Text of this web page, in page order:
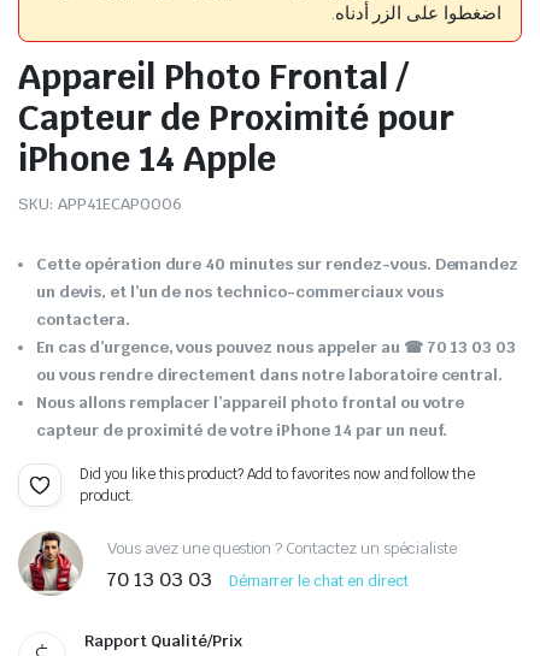
اضغطوا على الزر أدناه.
Appareil Photo Frontal /
Capteur de Proximité pour
iPhone 14 Apple
SKU: APP41ECAP0006
Cette opération dure 40 minutes sur rendez-vous. Demandez
un devis, et l’un de nos technico-commerciaux vous
contactera.
En cas d’urgence, vous pouvez nous appeler au ☎ 70 13 03 03
ou vous rendre directement dans notre laboratoire central.
Nous allons remplacer l’appareil photo frontal ou votre
capteur de proximité de votre iPhone 14 par un neuf.
Did you like this product? Add to favorites now and follow the
product.
Vous avez une question ? Contactez un spécialiste
70 13 03 03 Démarrer le chat en direct
Rapport Qualité/Prix